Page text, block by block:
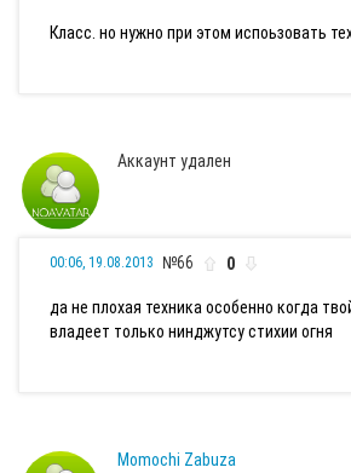
Класс. но нужно при этом испоьзовать
Аккаунт удален
00:06, 19.08.2013 №66 0
да не плохая техника особенно когда
владеет только нинджутсу стихии огня
Momochi Zabuza